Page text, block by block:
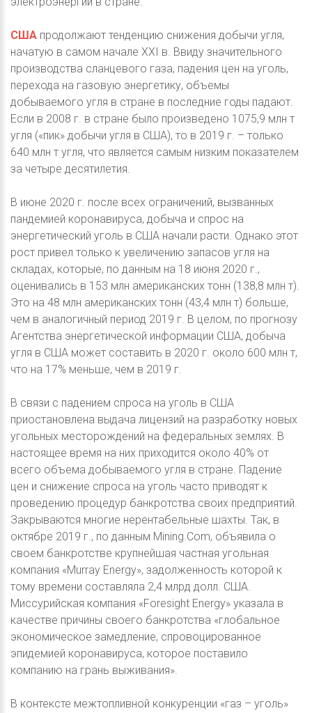
США продолжают тенденцию снижения добычи угля,
начатую в самом начале XXI в. Ввиду значительного
производства сланцевого газа, падения цен на уголь,
перехода на газовую энергетику, объемы
добываемого угля в стране в последние годы падают.
Если в 2008 г. в стране было произведено 1075,9 млн т
угля («пик» добычи угля в США), то в 2019 г. – только
640 млн т угля, что является самым низким показателем
за четыре десятилетия.
В июне 2020 г. после всех ограничений, вызванных
пандемией коронавируса, добыча и спрос на
энергетический уголь в США начали расти. Однако этот
рост привел только к увеличению запасов угля на
складах, которые, по данным на 18 июня 2020 г.,
оценивались в 153 млн американских тонн (138,8 млн т).
Это на 48 млн американских тонн (43,4 млн т) больше,
чем в аналогичный период 2019 г. В целом, по прогнозу
Агентства энергетической информации США, добыча
угля в США может составить в 2020 г. около 600 млн т,
что на 17% меньше, чем в 2019 г.
В связи с падением спроса на уголь в США
приостановлена выдача лицензий на разработку новых
угольных месторождений на федеральных землях. В
настоящее время на них приходится около 40% от
всего объема добываемого угля в стране. Падение
цен и снижение спроса на уголь часто приводят к
проведению процедур банкротства своих предприятий.
Закрываются многие нерентабельные шахты. Так, в
октябре 2019 г., по данным Mining.Com, объявила о
своем банкротстве крупнейшая частная угольная
компания «Murray Energy», задолженность которой к
тому времени составляла 2,4 млрд долл. США.
Миссурийская компания «Foresight Energy» указала в
качестве причины своего банкротства «глобальное
экономическое замедление, спровоцированное
эпидемией коронавируса, которое поставило
компанию на грань выживания».
В контексте межтопливной конкуренции «газ – уголь»